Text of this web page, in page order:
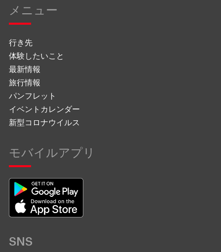
メニュー
行き先
体験したいこと
最新情報
旅行情報
パンフレット
イベントカレンダー
新型コロナウイルス
モバイルアプリ
SNS